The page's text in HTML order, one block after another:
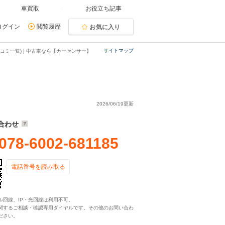
車買取 お役立ち記事
グイン 閲覧履歴 お気に入り
サイトマップ
一覧) | 中古車なら【カーセンサー】
2026/06/19更新
わせ
6002-681185
電話番号を読み取る
線、IP・光回線は利用不可。
するご相談・確認専用ダイヤルです。その他のお問い合わ
さい。